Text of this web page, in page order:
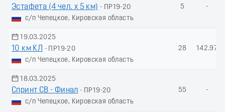
Эстафета (4 чел. х 5 км) - ПР19-20
с/п Чепецкое, Кировская область
5 -
19.03.2025
10 км КЛ
- ПР19-20
с/п Чепецкое, Кировская область
28 142.97
18.03.2025
Спринт СВ - Финал - ПР19-20
с/п Чепецкое, Кировская область
55 -